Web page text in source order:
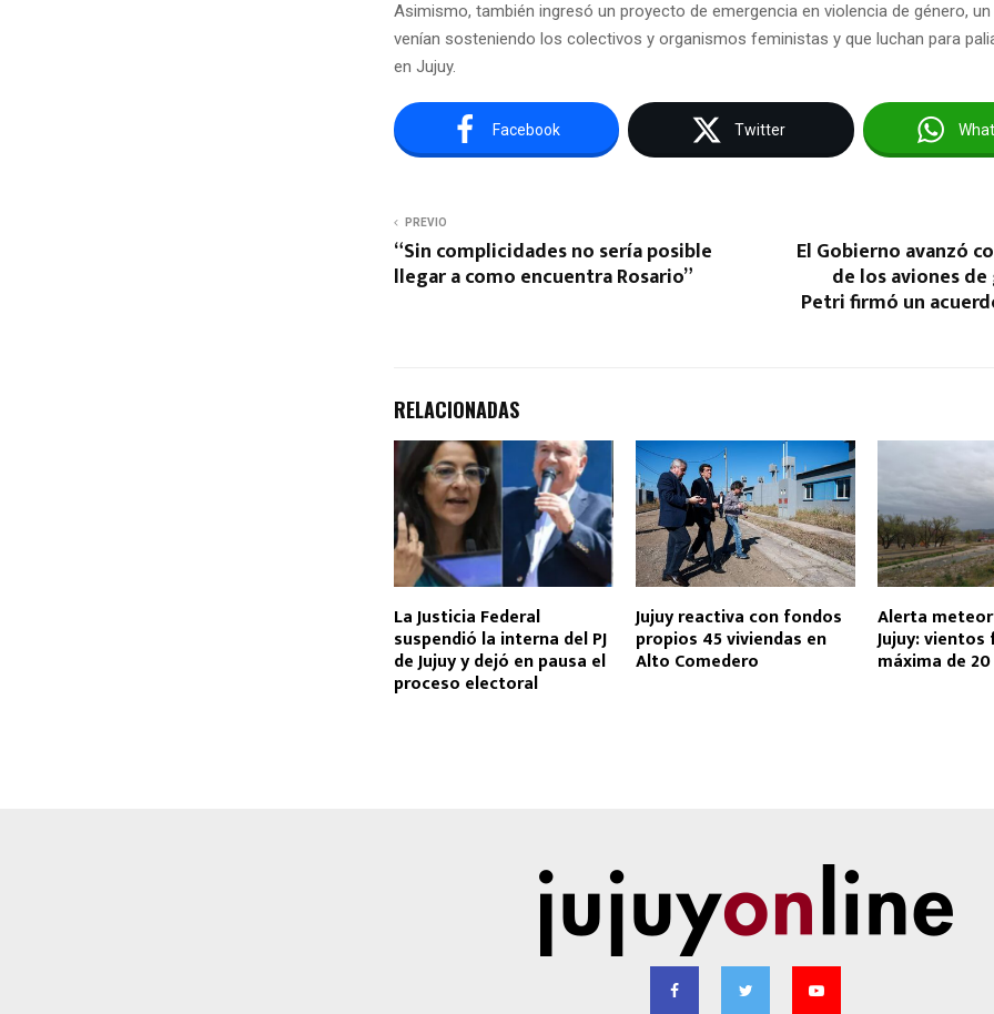
Asimismo, también ingresó un proyecto de emergencia en violencia de género,
venían sosteniendo los colectivos y organismos feministas y que luchan para
en Jujuy.
Facebook Twitter
PREVIO
“Sin complicidades no sería posible
llegar a como encuentra Rosario”
El Gobierno avanzó
de los aviones de
Petri firmó un
RELACIONADAS
La Justicia Federal
suspendió la interna del PJ
de Jujuy y dejó en pausa el
proceso electoral
Jujuy reactiva con fondos
propios 45 viviendas en
Alto Comedero
Alerta
Jujuy:
máxima de